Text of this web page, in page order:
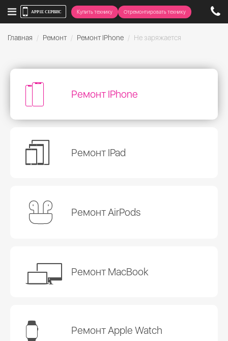
Купить технику Отремонтировать технику
Главная Ремонт Ремонт IPhone Не заряжается
Ремонт IPhone
Ремонт IPad
Ремонт AirPods
Ремонт MacBook
Ремонт Apple Watch